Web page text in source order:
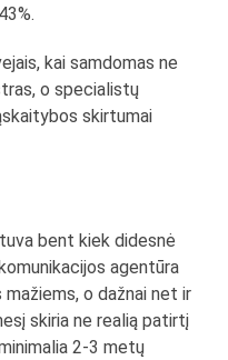
kai samdomas ne
o specialistų
skirtumai
bent kiek didesnė
agentūra
o dažnai net ir
skiria ne realią patirtį
2-3 metų